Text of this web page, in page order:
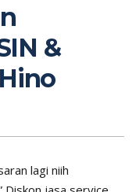
&
lagi niih